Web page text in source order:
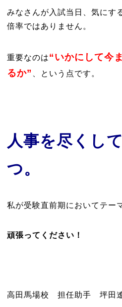
みなさんが入試当日、気にす
倍率ではありません。
重要なのは“いかにして今
るか”
、という点です。
人事を尽くし
つ。
私が受験直前期においてテー
頑張ってください！
高田馬場校 担任助手 坪田